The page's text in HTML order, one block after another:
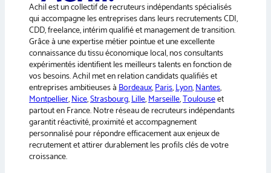
Achil est un collectif de recruteurs indépendants spécialisés
qui accompagne les entreprises dans leurs recrutements CDI,
CDD, freelance, intérim qualifié et management de transition.
Grâce à une expertise métier pointue et une excellente
connaissance du tissu économique local, nos consultants
expérimentés identifient les meilleurs talents en fonction de
vos besoins. Achil met en relation candidats qualifiés et
entreprises ambitieuses àBordeaux,Paris,Lyon,Nantes,
Montpellier,Nice,Strasbourg,Lille,Marseille,Toulouseet
partout en France. Notre réseau de recruteurs indépendants
garantit réactivité, proximité et accompagnement
personnalisé pour répondre efficacement aux enjeux de
recrutement et attirer durablement les profils clés de votre
croissance.